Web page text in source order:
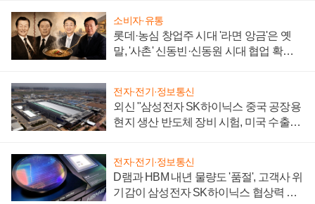
소비자·유통
롯데·농심 창업주 시대 '라면 앙금'은 옛
말, '사촌' 신동빈·신동원 시대 협업 확대
전자·전기·정보통신
외신 "삼성전자 SK하이닉스 중국 공장용
현지 생산 반도체 장비 시험, 미국 수출통
전자·전기·정보통신
D램과 HBM 내년 물량도 '품절', 고객사 위
기감이 삼성전자 SK하이닉스 협상력 더